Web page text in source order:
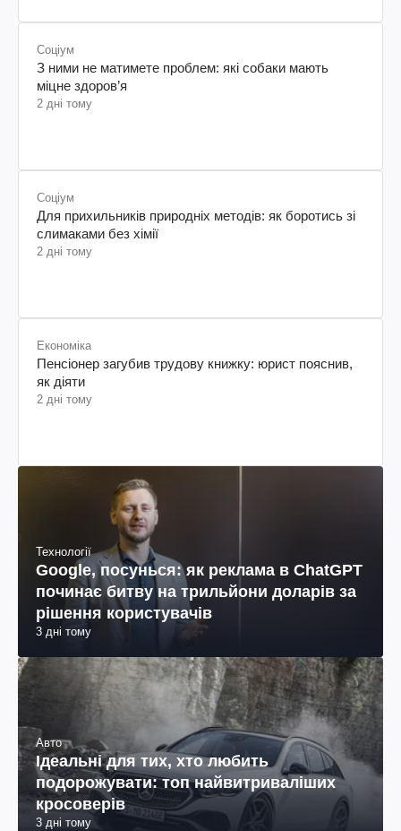
Соціум
З ними не матимете проблем: які собаки мають
міцне здоров’я
2 дні тому
Соціум
Для прихильників природніх методів: як боротись зі
слимаками без хімії
2 дні тому
Економіка
Пенсіонер загубив трудову книжку: юрист пояснив,
як діяти
2 дні тому
Технології
Google, посунься: як реклама в ChatGPT
починає битву на трильйони доларів за
рішення користувачів
3 дні тому
Авто
Ідеальні для тих, хто любить
подорожувати: топ найвитриваліших
кросоверів
3 дні тому